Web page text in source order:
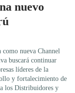
nuevo
nueva Channel
buscará continuar
líderes de la
y fortalecimiento de
los Distribuidores y